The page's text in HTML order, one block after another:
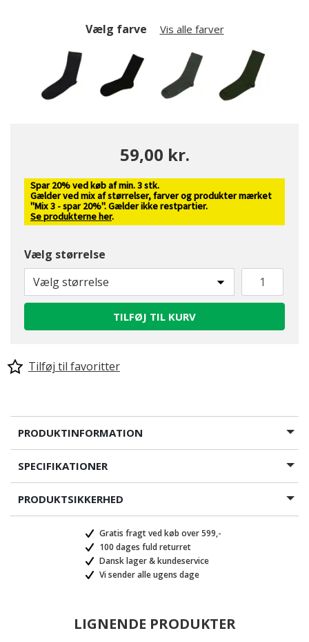
Vælg farve Vis alle farver
valgte
59,00 kr.
Spar 20% ved køb af min. 3 stk.
Gælder ved mix af størrelser, farver og produkter mærket
"Mix 3 - spar 20%". Gælder ikke restpartier.
Se produkterne her.
Vælg størrelse
Vælg størrelse
TILFØJ TIL KURV
Tilføj til favoritter
PRODUKTINFORMATION
SPECIFIKATIONER
PRODUKTSIKKERHED
Gratis fragt ved køb over 599,-
100 dages fuld returret
Dansk lager & kundeservice
Vi sender alle ugens dage
LIGNENDE PRODUKTER